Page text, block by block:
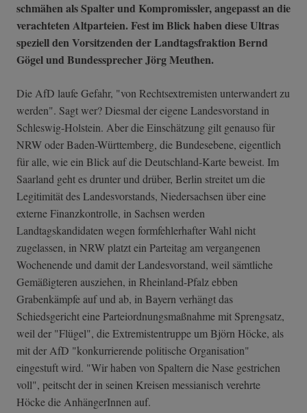
schmähen als Spalter und Kompromissler, angepasst an die
verachteten Altparteien. Fest im Blick haben diese Ultras
speziell den Vorsitzenden der Landtagsfraktion Bernd
Gögel und Bundessprecher Jörg Meuthen.
Die AfD laufe Gefahr, "von Rechtsextremisten unterwandert zu
werden". Sagt wer? Diesmal der eigene Landesvorstand in
Schleswig-Holstein. Aber die Einschätzung gilt genauso für
NRW oder Baden-Württemberg, die Bundesebene, eigentlich
für alle, wie ein Blick auf die Deutschland-Karte beweist. Im
Saarland geht es drunter und drüber, Berlin streitet um die
Legitimität des Landesvorstands, Niedersachsen über eine
externe Finanzkontrolle, in Sachsen werden
Landtagskandidaten wegen formfehlerhafter Wahl nicht
zugelassen, in NRW platzt ein Parteitag am vergangenen
Wochenende und damit der Landesvorstand, weil sämtliche
Gemäßigteren ausziehen, in Rheinland-Pfalz ebben
Grabenkämpfe auf und ab, in Bayern verhängt das
Schiedsgericht eine Parteiordnungsmaßnahme mit Sprengsatz,
weil der "Flügel", die Extremistentruppe um Björn Höcke, als
mit der AfD "konkurrierende politische Organisation"
eingestuft wird. "Wir haben von Spaltern die Nase gestrichen
voll", peitscht der in seinen Kreisen messianisch verehrte
Höcke die AnhängerInnen auf.